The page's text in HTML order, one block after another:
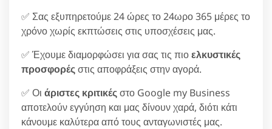
✅ Σας εξυπηρετούμε 24 ώρες το 24ωρο 365 μέρες το
χρόνο χωρίς εκπτώσεις στις υποσχέσεις μας.
✅ Έχουμε διαμορφώσει για σας τις πιοελκυστικές
προσφορέςστις αποφράξεις στην αγορά.
✅ Οι άριστες κριτικέςστο Google my Business
αποτελούν εγγύηση και μας δίνουν χαρά, διότι κάτι
κάνουμε καλύτερα από τους ανταγωνιστές μας.